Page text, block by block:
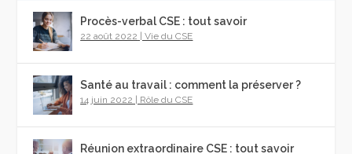
Procès-verbal CSE : tout savoir
22 août 2022 |Vie du CSE
Santé au travail : comment la préserver ?
14 juin 2022 Rôle du CSE
Réunion extraordinaire CSE : tout savoir